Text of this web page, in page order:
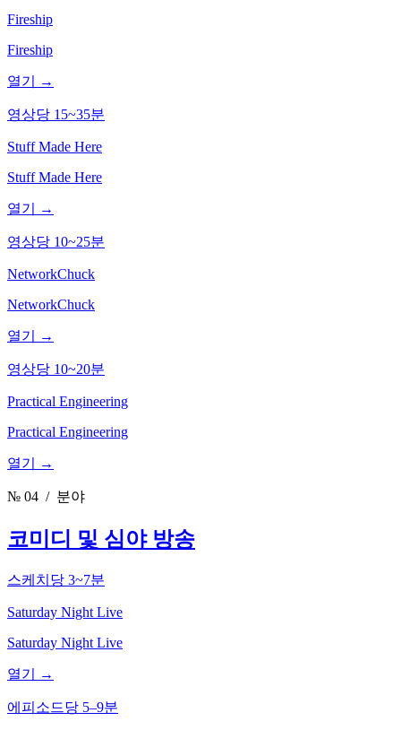
Fireship
Fireship
열기 →
영상당 15~35분
Stuff Made Here
Stuff Made Here
열기 →
영상당 10~25분
NetworkChuck
NetworkChuck
열기 →
영상당 10~20분
Practical Engineering
Practical Engineering
열기 →
№ 04 / 분야
코미디 및 심야 방송
스케치당 3~7분
Saturday Night Live
Saturday Night Live
열기 →
에피소드당 5–9분